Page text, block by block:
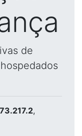
de
,